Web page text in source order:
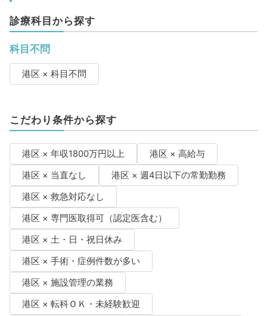
診療科目から探す
科目不問
港区 × 科目不問
こだわり条件から探す
港区 × 年収1800万円以上
港区 × 高給与
港区 × 当直なし
港区 × 週4日以下の常勤勤務
港区 × 救急対応なし
港区 × 専門医取得可（認定医含む）
港区 × 土・日・祝日休み
港区 × 手術・症例件数が多い
港区 × 施設管理の業務
港区 × 転科ＯＫ・未経験歓迎